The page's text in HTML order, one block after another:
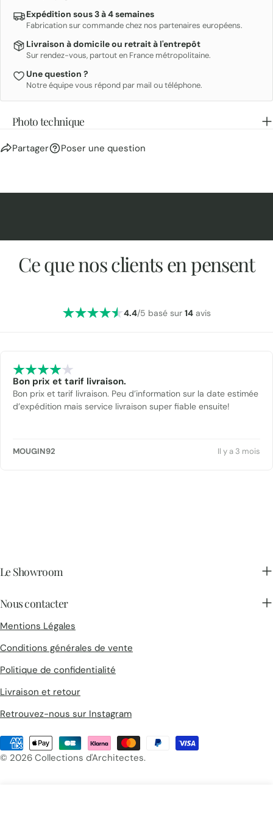
Expédition sous 3 à 4 semaines
Fabrication sur commande chez nos partenaires européens.
Livraison à domicile ou retrait à l'entrepôt
Sur rendez-vous, partout en France métropolitaine.
Une question ?
Notre équipe vous répond par mail ou téléphone.
Photo technique
Partager Poser une question
Ce que nos clients en pensent
4.4/5 basé sur 14avis
Bon prix et tarif livraison.
Bon prix et tarif livraison. Peu d’information sur la date estimée
d’expédition mais service livraison super fiable ensuite!
MOUGIN92 Il y a 3 mois
Le Showroom
Nous contacter
Mentions Légales
Conditions générales de vente
Politique de confidentialité
Livraison et retour
Retrouvez-nous sur Instagram
© 2026 Collections d'Architectes.
Méthodes
de